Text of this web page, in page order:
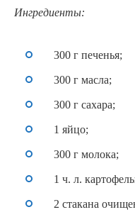
Ингредиенты:
300 г печенья;
300 г масла;
300 г сахара;
1 яйцо;
300 г молока;
1 ч. л.
2 стакана